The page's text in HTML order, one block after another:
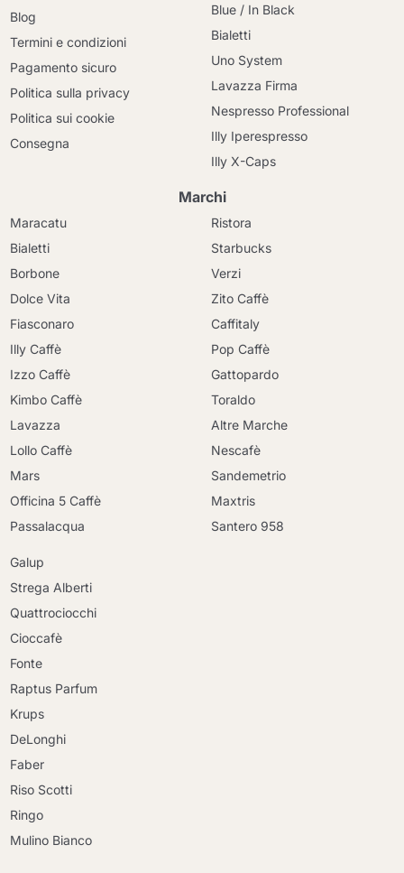
Blog
Termini e condizioni
Pagamento sicuro
Politica sulla privacy
Politica sui cookie
Consegna
Blue / In Black
Bialetti
Uno System
Lavazza Firma
Nespresso Professional
Illy Iperespresso
Illy X-Caps
Marchi
Maracatu
Bialetti
Borbone
Dolce Vita
Fiasconaro
Illy Caffè
Izzo Caffè
Kimbo Caffè
Lavazza
Lollo Caffè
Mars
Officina 5 Caffè
Passalacqua
Ristora
Starbucks
Verzi
Zito Caffè
Caffitaly
Pop Caffè
Gattopardo
Toraldo
Altre Marche
Nescafè
Sandemetrio
Maxtris
Santero 958
Galup
Strega Alberti
Quattrociocchi
Cioccafè
Fonte
Raptus Parfum
Krups
DeLonghi
Faber
Riso Scotti
Ringo
Mulino Bianco